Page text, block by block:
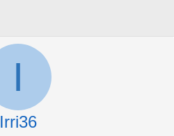
I
Irri36